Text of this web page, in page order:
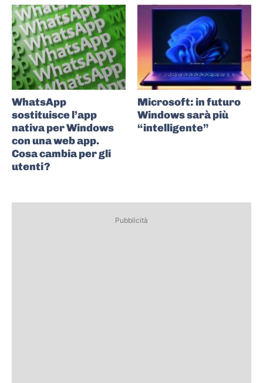
WhatsApp
sostituisce l’app
nativa per Windows
con una web app.
Cosa cambia per gli
utenti?
Microsoft: in futuro
Windows sarà più
“intelligente”
Pubblicità